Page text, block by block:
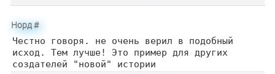
Норд#
Честно говоря. не очень верил в подобный
исход. Тем лучше! Это пример для других
создателей "новой" истории